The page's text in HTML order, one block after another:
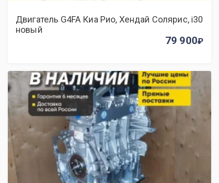
Двигатель G4FA Киа Рио, Хендай Солярис, i30
новый
79 900